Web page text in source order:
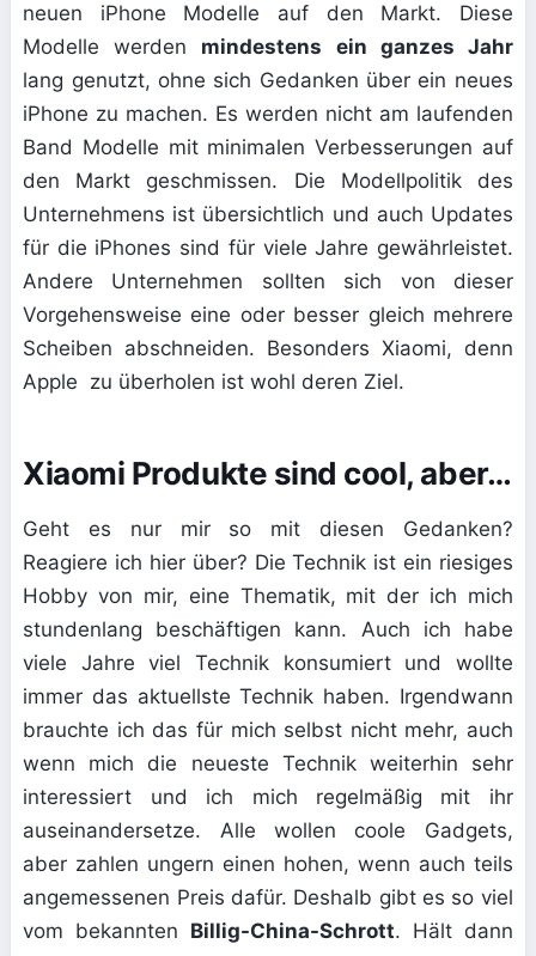
neuen iPhone Modelle auf den Markt. Diese
Modelle werden mindestens ein ganzes Jahr
lang genutzt, ohne sich Gedanken über ein neues
iPhone zu machen. Es werden nicht am laufenden
Band Modelle mit minimalen Verbesserungen auf
den Markt geschmissen. Die Modellpolitik des
Unternehmens ist übersichtlich und auch Updates
für die iPhones sind für viele Jahre gewährleistet.
Andere Unternehmen sollten sich von dieser
Vorgehensweise eine oder besser gleich mehrere
Scheiben abschneiden. Besonders Xiaomi, denn
Apple zu überholen ist wohl deren Ziel.
Xiaomi Produkte sind cool, aber…
Geht es nur mir so mit diesen Gedanken?
Reagiere ich hier über? Die Technik ist ein riesiges
Hobby von mir, eine Thematik, mit der ich mich
stundenlang beschäftigen kann. Auch ich habe
viele Jahre viel Technik konsumiert und wollte
immer das aktuellste Technik haben. Irgendwann
brauchte ich das für mich selbst nicht mehr, auch
wenn mich die neueste Technik weiterhin sehr
interessiert und ich mich regelmäßig mit ihr
auseinandersetze. Alle wollen coole Gadgets,
aber zahlen ungern einen hohen, wenn auch teils
angemessenen Preis dafür. Deshalb gibt es so viel
vom bekannten Billig-China-Schrott. Hält dann